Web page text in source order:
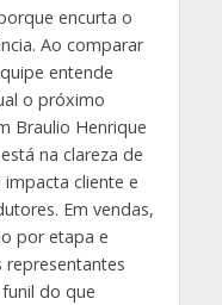
encurta o
Ao comparar
entende
o próximo
Braulio Henrique
na clareza de
cliente e
Em vendas,
por etapa e
do que